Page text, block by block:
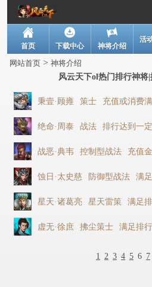
首页 下载中心 神将介绍
活
网站首页 >神将介绍
风云天下ol热门排行神将
秉壹·顾雍 策士 充值或消费
绝命·周泰 战法 排行达到一
战恶·典韦 控制型战法 充值
蚀日·太史慈 防御型战法 满
星天·诸葛亮 星天雷策 满足
虚无·徐庶 拂尘策士 满足排
1 2 3 4 5 6 7